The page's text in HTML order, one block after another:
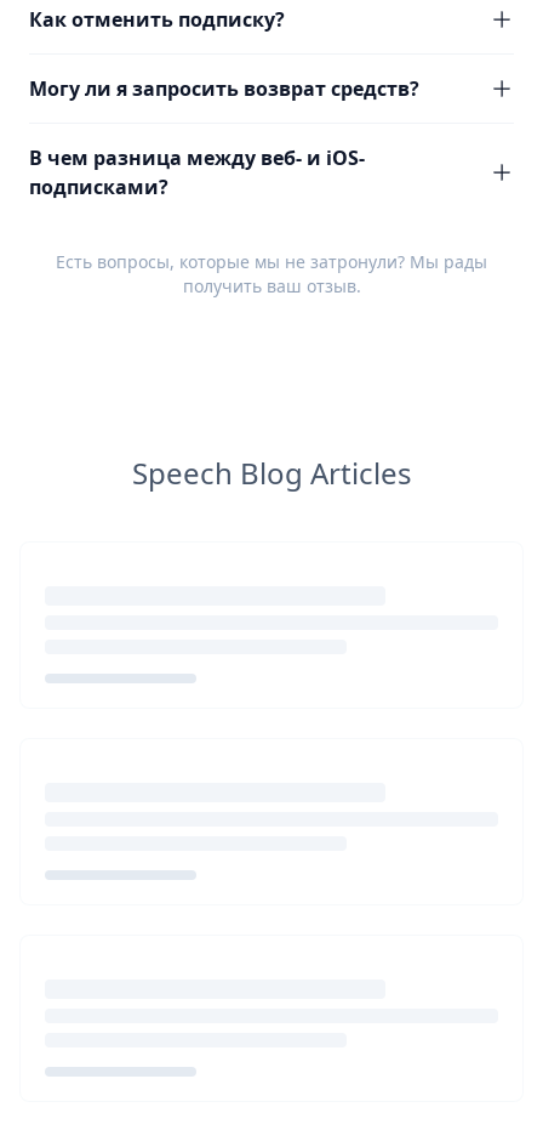
Как отменить подписку?
Могу ли я запросить возврат средств?
В чем разница между веб- и iOS-
подписками?
Есть вопросы, которые мы не затронули? Мы рады
получить ваш отзыв.
Speech Blog Articles